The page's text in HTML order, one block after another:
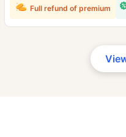
Full refund of premium